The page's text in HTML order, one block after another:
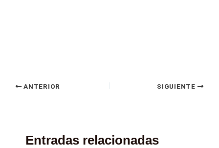
ANTERIOR SIGUIENTE
Entradas relacionadas